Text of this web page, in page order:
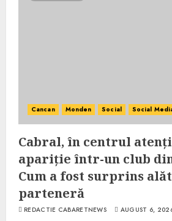
Cancan Monden Social Social
Cabral, în centrul
apariție într-un club
Cum a fost surprins
parteneră
REDACTIE CABARETNEWS AUGUST 6,